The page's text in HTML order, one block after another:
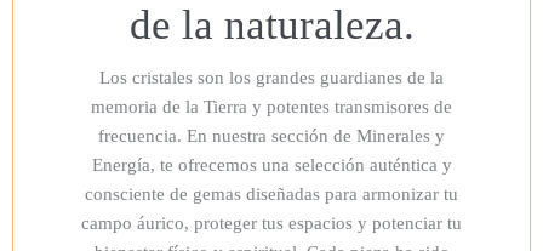
Ritualizdas Sencillas
Ritualizados herbales
de la naturaleza.
Los cristales son los grandes guardianes de la
memoria de la Tierra y potentes transmisores de
frecuencia. En nuestra sección de Minerales y
Energía, te ofrecemos una selección auténtica y
consciente de gemas diseñadas para armonizar tu
campo áurico, proteger tus espacios y potenciar tu